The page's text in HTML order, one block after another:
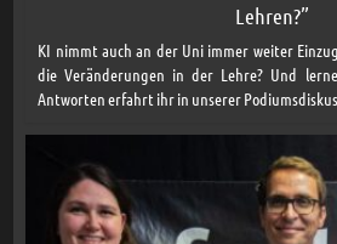
Lehren?”
KI nimmt auch an der Uni immer weiter
die Veränderungen in der Lehre? Und
Antworten erfahrt ihr in unserer